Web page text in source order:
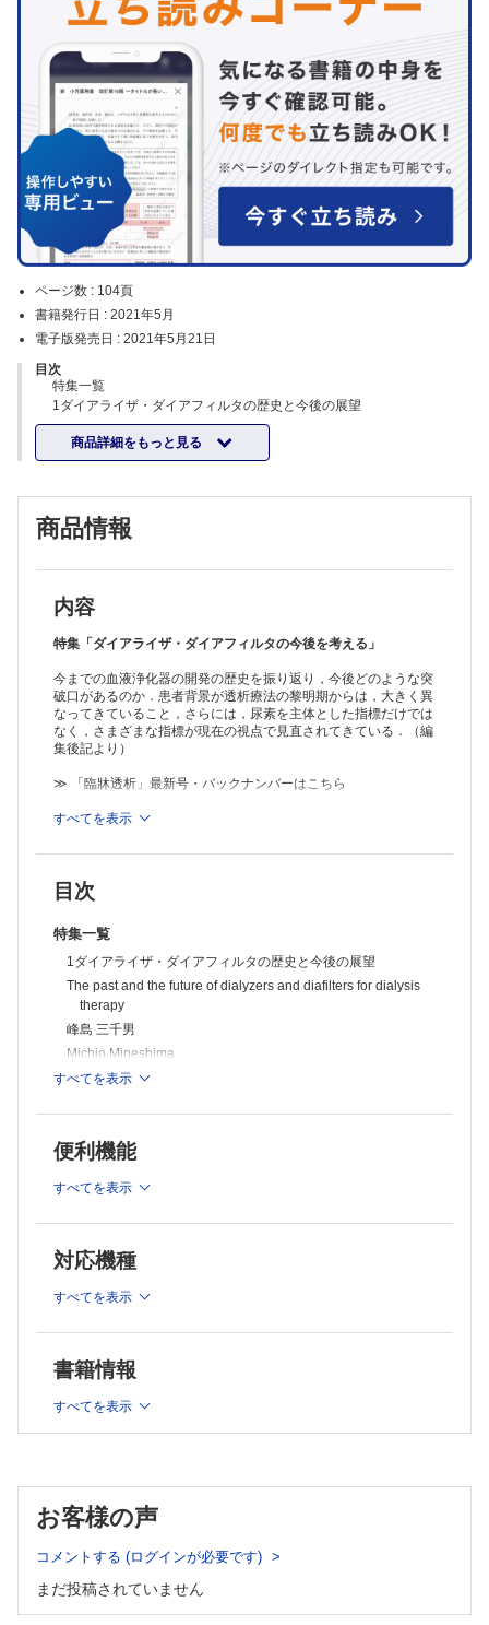
ページ数 : 104頁
書籍発行日 : 2021年5月
電子版発売日 : 2021年5月21日
目次
特集一覧
1ダイアライザ・ダイアフィルタの歴史と今後の展望
The past and the future of dialyzers and diafilters for dialysis therapy
峰島 三千男
Michio Mineshima
countries
山下 明泰
は必要か (1) Moderator's view：血液透析におけるアルブミンのもつ意
義Significance of serum albumin level in patients on hemodialysis
花房 規男
3-2Pro-Con debate：ダイアライザ・ダイアフィルタでアルブミンの漏
出は必要か (2) Pro：血液透析・血液透析濾過ではアルブミン漏出は必
要である
Albumin leakage is necessary in hemodialysis and hemodiafiltration
therapy
櫻井 健治
Kenji Sakurai
出は必要か (3) Con：血液透析・血液透析濾過ではアルブミン漏出をで
阿部 雅紀
Masanori Abe
421世紀における生体適合性とは
小久保 謙一
Kenichi Kokubo
The significance of adsorption in blood purification membrane
Tadashi Tomo
6小分子蛋白の効率よい除去―アルブミンとα1-MGの除去特性
Efficient removal of the small molecular weight protein -- removal
長沼 俊秀
7治療法（HD，HDF）からみた血液浄化器の使い分け
(HD,HDF)
8治療のスケジュール（長時間透析，頻回透析）からみた血液浄化器の
使い分け
Practical prescriptions for long hemodialysis and frequent
前田 兼徳
9有用な水溶性小分子をいかに保持するか
下門 清志
reported outcomes
政金 生人
Ikuto Masakane
11-1［コラム］高齢者に適したダイアライザとは
長尾 尋智
11-2［コラム］小児における血液透析関連機器の選択
商品詳細をもっと見る
商品情報
内容
特集「ダイアライザ・ダイアフィルタの今後を考える」
今までの血液浄化器の開発の歴史を振り返り，今後どのような突
破口があるのか．患者背景が透析療法の黎明期からは，大きく異
なってきていること，さらには，尿素を主体とした指標だけでは
なく，さまざまな指標が現在の視点で見直されてきている．（編
集後記より）
≫ 「臨牀透析」最新号・バックナンバーはこちら
※本製品はPCでの閲覧も可能です。
境で閲覧可能なPDF版をご覧いただけます。詳細はこちらでご確
推奨ブラウザ： Firefox 最新版 / Google Chrome 最新版 / Safari
最新版
すべてを表示
目次
特集一覧
1ダイアライザ・ダイアフィルタの歴史と今後の展望
The past and the future of dialyzers and diafilters for dialysis
therapy
峰島 三千男
Michio Mineshima
2海外とわが国のダイアライザ・ダイアフィルタの比較
山下 明泰
3-1Pro-Con debate：ダイアライザ・ダイアフィルタでアルブ
Significance of serum albumin level in patients on
花房 規男
ミンの漏出は必要か (2) Pro：血液透析・血液透析濾過では
Albumin leakage is necessary in hemodialysis and
hemodiafiltration therapy
3-3Pro-Con debate：ダイアライザ・ダイアフィルタでアルブ
ミンの漏出は必要か (3) Con：血液透析・血液透析濾過では
Dialysis-related albumin loss should be minimized
阿部 雅紀
Masanori Abe
すべてを表示
便利機能
すべてを表示
対応機種
すべてを表示
書籍情報
すべてを表示
お客様の声
コメントする (ログインが必要です)
まだ投稿されていません